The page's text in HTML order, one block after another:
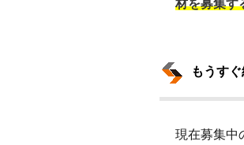
材を募集す
もうす
現在募集中